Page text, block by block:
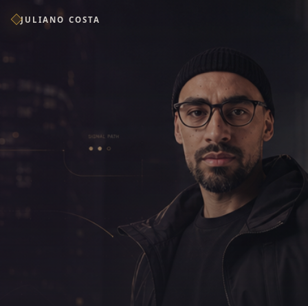
JULIANO COSTA